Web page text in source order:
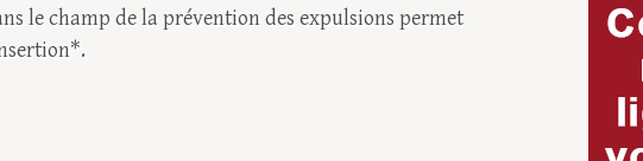
le champ de la prévention des expulsions permet